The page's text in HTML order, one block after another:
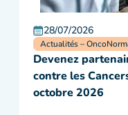
28/07/2026
Actualités –
Devenez
contre les
octobre 2026